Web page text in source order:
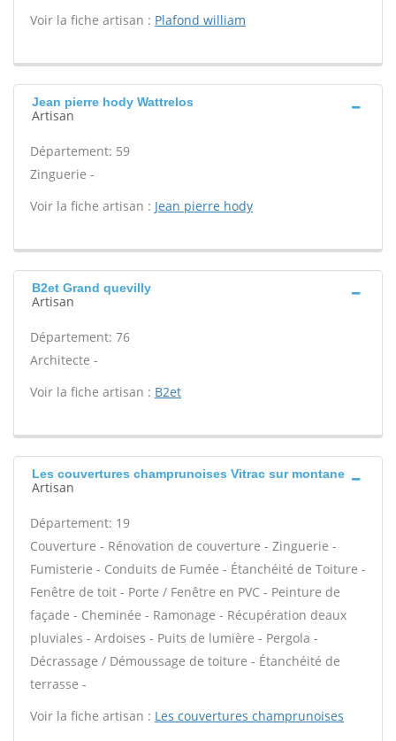
Voir la fiche artisan : Plafond william
Jean pierre hody Wattrelos
Artisan
Département: 59
Zinguerie -
Voir la fiche artisan : Jean pierre hody
B2et Grand quevilly
Artisan
Département: 76
Architecte -
Voir la fiche artisan : B2et
Les couvertures champrunoises Vitrac sur montane
Artisan
Département: 19
Couverture - Rénovation de couverture - Zinguerie -
Fumisterie - Conduits de Fumée - Étanchéité de Toiture -
Fenêtre de toit - Porte / Fenêtre en PVC - Peinture de
façade - Cheminée - Ramonage - Récupération deaux
pluviales - Ardoises - Puits de lumière - Pergola -
Décrassage / Démoussage de toiture - Étanchéité de
terrasse -
Voir la fiche artisan : Les couvertures champrunoises